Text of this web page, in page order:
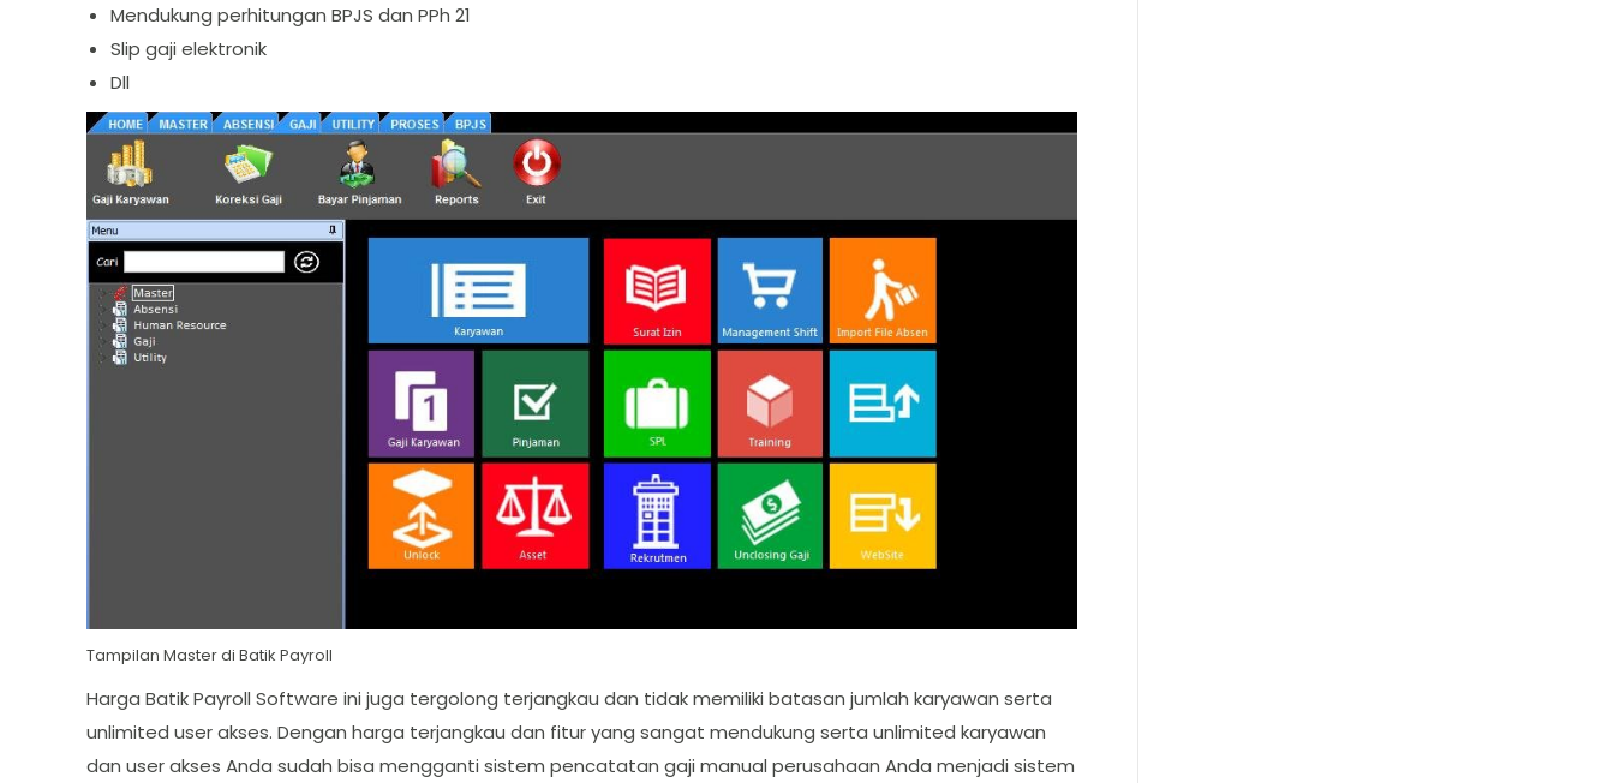
Mendukung perhitungan BPJS dan PPh 21
Slip gaji elektronik
Dll
Tampilan Master di Batik Payroll
Harga Batik Payroll Software ini juga tergolong terjangkau dan tidak memiliki batasan jumlah karyawan serta
unlimited user akses. Dengan harga terjangkau dan fitur yang sangat mendukung serta unlimited karyawan
dan user akses Anda sudah bisa mengganti sistem pencatatan gaji manual perusahaan Anda menjadi sistem